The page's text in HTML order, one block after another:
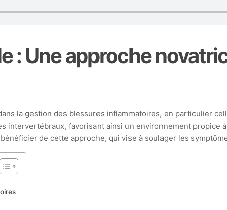
: Une approche
la gestion des blessures inflammatoires, en particulier
favorisant ainsi un environnement propice
de cette approche, qui vise à soulager les